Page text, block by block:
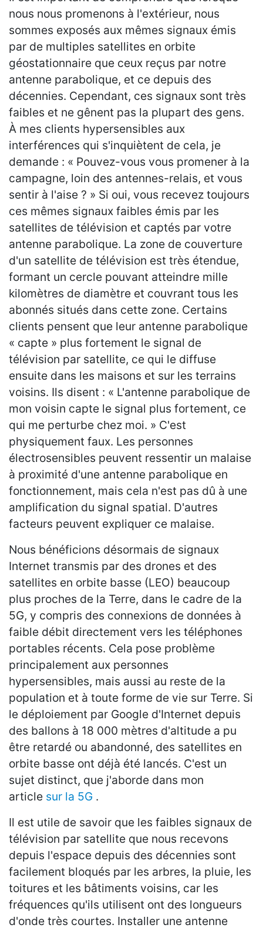
nous nous promenons à l'extérieur, nous
sommes exposés aux mêmes signaux émis
par de multiples satellites en orbite
géostationnaire que ceux reçus par notre
antenne parabolique, et ce depuis des
décennies. Cependant, ces signaux sont très
faibles et ne gênent pas la plupart des gens.
À mes clients hypersensibles aux
interférences qui s'inquiètent de cela, je
demande : « Pouvez-vous vous promener à la
campagne, loin des antennes-relais, et vous
sentir à l'aise ? » Si oui, vous recevez toujours
ces mêmes signaux faibles émis par les
satellites de télévision et captés par votre
antenne parabolique. La zone de couverture
d'un satellite de télévision est très étendue,
formant un cercle pouvant atteindre mille
kilomètres de diamètre et couvrant tous les
abonnés situés dans cette zone. Certains
clients pensent que leur antenne parabolique
« capte » plus fortement le signal de
télévision par satellite, ce qui le diffuse
ensuite dans les maisons et sur les terrains
voisins. Ils disent : « L'antenne parabolique de
mon voisin capte le signal plus fortement, ce
qui me perturbe chez moi. » C'est
physiquement faux. Les personnes
électrosensibles peuvent ressentir un malaise
à proximité d'une antenne parabolique en
fonctionnement, mais cela n'est pas dû à une
amplification du signal spatial. D'autres
facteurs peuvent expliquer ce malaise.
Nous bénéficions désormais de signaux
Internet transmis par des drones et des
satellites en orbite basse (LEO) beaucoup
plus proches de la Terre, dans le cadre de la
5G, y compris des connexions de données à
faible débit directement vers les téléphones
portables récents. Cela pose problème
principalement aux personnes
hypersensibles, mais aussi au reste de la
population et à toute forme de vie sur Terre. Si
le déploiement par Google d'Internet depuis
des ballons à 18 000 mètres d'altitude a pu
être retardé ou abandonné, des satellites en
orbite basse ont déjà été lancés. C'est un
sujet distinct, que j'aborde dans mon
article sur la 5G .
Il est utile de savoir que les faibles signaux de
télévision par satellite que nous recevons
depuis l'espace depuis des décennies sont
facilement bloqués par les arbres, la pluie, les
toitures et les bâtiments voisins, car les
fréquences qu'ils utilisent ont des longueurs
d'onde très courtes. Installer une antenne